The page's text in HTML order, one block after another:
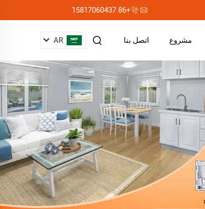
+86 15817060437
مشروع اتصل بنا AR